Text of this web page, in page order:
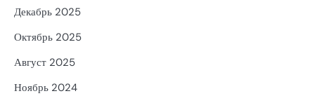
Декабрь 2025
Октябрь 2025
Август 2025
Ноябрь 2024